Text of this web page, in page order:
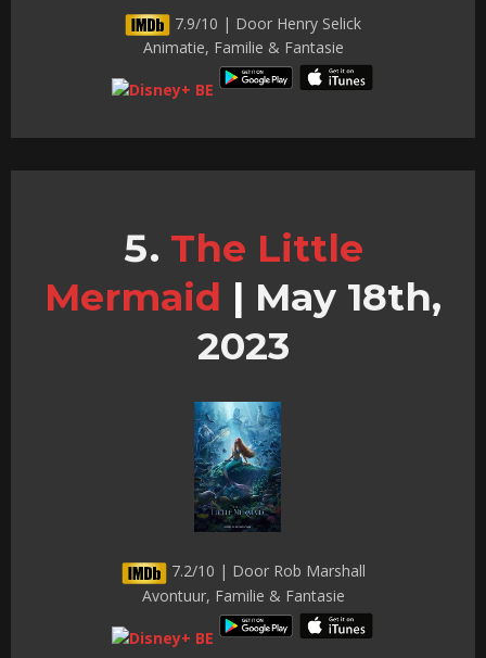
7.9/10 | Door Henry Selick
Animatie, Familie & Fantasie
The Little
Mermaid | May 18th,
2023
7.2/10 | Door Rob Marshall
Avontuur, Familie & Fantasie